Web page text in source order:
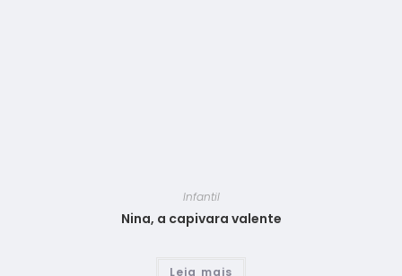
Infantil
Nina, a capivara valente
Leia mais